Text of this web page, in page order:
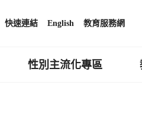
快速連結 English 教育服務網
性別主流化專區